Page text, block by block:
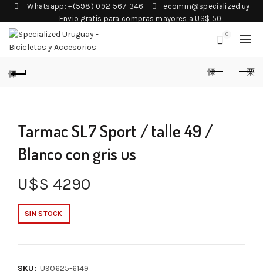
Whatsapp: +(598) 092 567 346
ecomm@specialized.uy
Envio gratis para compras mayores a US$ 50
0
Tarmac SL7 Sport / talle 49 /
Blanco con gris us
U$S 4290
SIN STOCK
SKU: U90625-6149